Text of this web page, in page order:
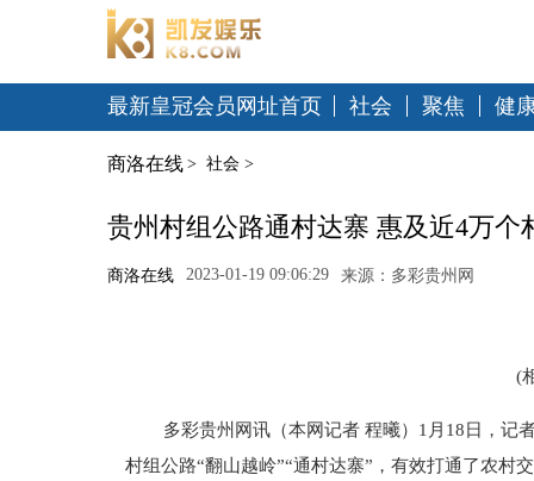
最新皇冠会员网址首页 社会 聚焦 健
商洛在线 > 社会 >
贵州村组公路通村达寨 惠及近4万个
商洛在线 2023-01-19 09:06:29 来源：多彩贵州网
(
多彩贵州网讯（本网记者 程曦）1月18日，记
村组公路“翻山越岭”“通村达寨”，有效打通了农村